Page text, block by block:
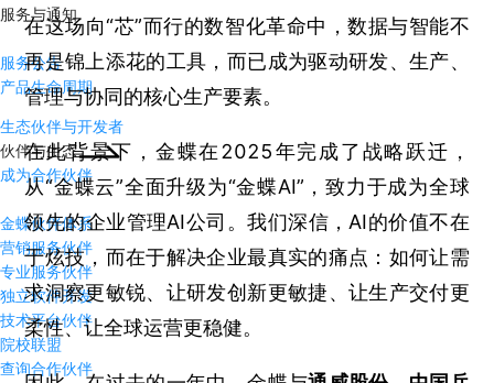
服务与通知
服务公告
产品生命周期
生态伙伴与开发者
伙伴与生态
成为合作伙伴
金蝶伙伴体系
营销服务伙伴
专业服务伙伴
独立软件开发
技术平台伙伴
院校联盟
查询合作伙伴
在这场向“芯”而行的数智化革命中，数据与智能不
再是锦上添花的工具，而已成为驱动研发、生产、
管理与协同的核心生产要素。
在此背景下，金蝶在2025年完成了战略跃迁，
从“金蝶云”全面升级为“金蝶AI”，致力于成为全球
领先的企业管理AI公司。我们深信，AI的价值不在
于炫技，而在于解决企业最真实的痛点：如何让需
求洞察更敏锐、让研发创新更敏捷、让生产交付更
柔性、让全球运营更稳健。